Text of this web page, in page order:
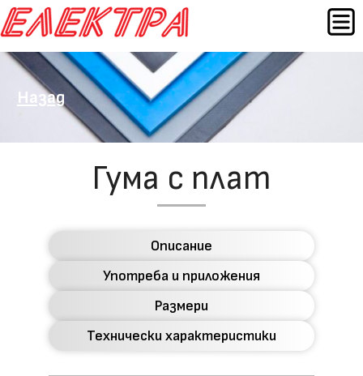
Към
съдържанието
Назад
Гума с плат
Описание
Употреба и приложения
Размери
Технически характеристики